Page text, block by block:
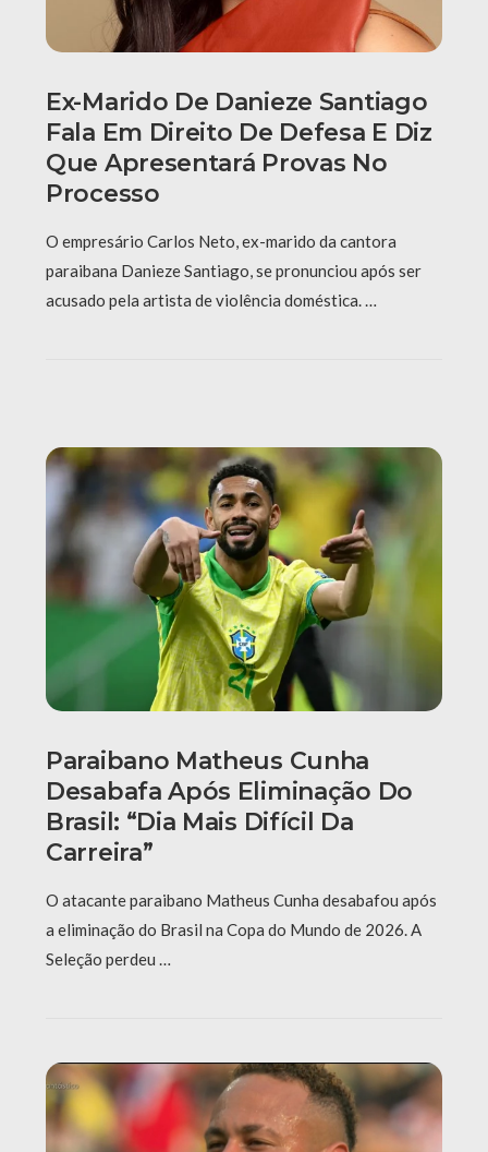
Ex-Marido De Danieze Santiago
Fala Em Direito De Defesa E Diz
Que Apresentará Provas No
Processo
O empresário Carlos Neto, ex-marido da cantora
paraibana Danieze Santiago, se pronunciou após ser
acusado pela artista de violência doméstica. …
Paraibano Matheus Cunha
Desabafa Após Eliminação Do
Brasil: “Dia Mais Difícil Da
Carreira”
O atacante paraibano Matheus Cunha desabafou após
a eliminação do Brasil na Copa do Mundo de 2026. A
Seleção perdeu …